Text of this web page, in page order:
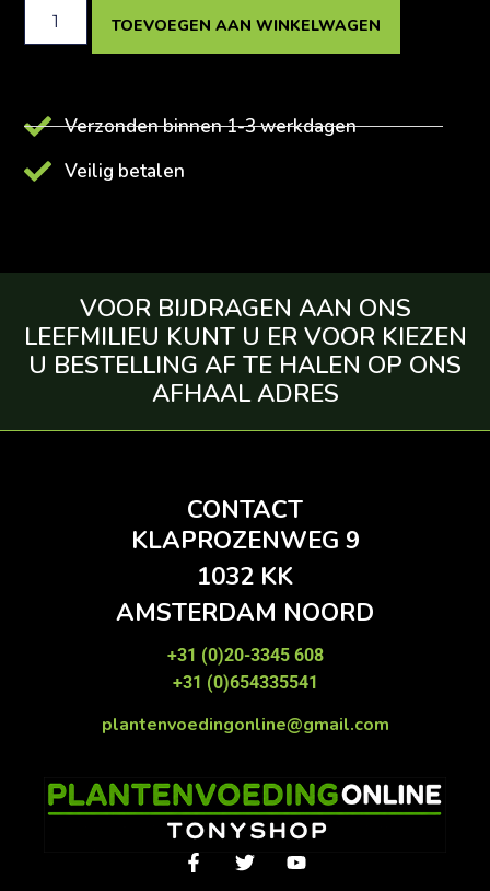
TOEVOEGEN AAN WINKELWAGEN
Verzonden binnen 1-3 werkdagen
Veilig betalen
VOOR BIJDRAGEN AAN ONS
LEEFMILIEU KUNT U ER VOOR KIEZEN
U BESTELLING AF TE HALEN OP ONS
AFHAAL ADRES
CONTACT
KLAPROZENWEG 9
1032 KK
AMSTERDAM NOORD
+31 (0)20-3345 608
+31 (0)654335541
plantenvoedingonline@gmail.com